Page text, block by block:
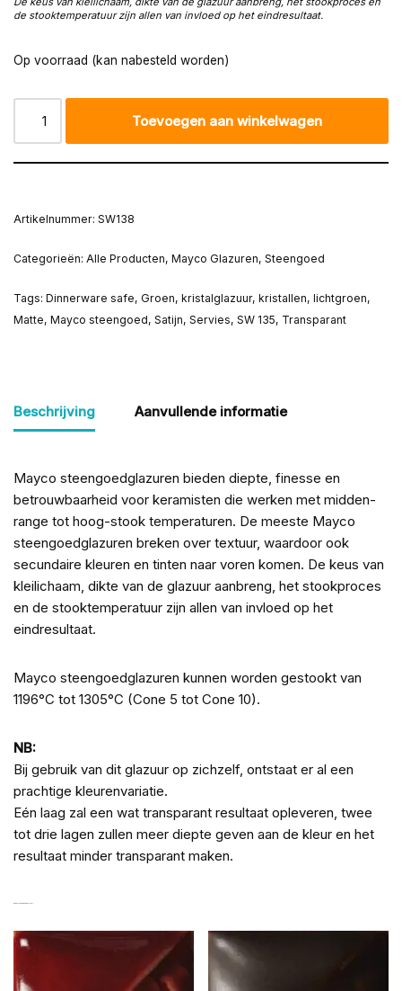
de stooktemperatuur zijn allen van invloed op het eindresultaat.
Op voorraad (kan nabesteld worden)
Toevoegen aan winkelwagen
Artikelnummer: SW138
Categorieën: Alle Producten, Mayco Glazuren, Steengoed
Tags: Dinnerware safe, Groen, kristalglazuur, kristallen, lichtgroen,
Matte, Mayco steengoed, Satijn, Servies, SW 135, Transparant
Beschrijving Aanvullende informatie
Mayco steengoedglazuren bieden diepte, finesse en
betrouwbaarheid voor keramisten die werken met midden-
range tot hoog-stook temperaturen. De meeste Mayco
steengoedglazuren breken over textuur, waardoor ook
secundaire kleuren en tinten naar voren komen. De keus van
kleilichaam, dikte van de glazuur aanbreng, het stookproces
en de stooktemperatuur zijn allen van invloed op het
eindresultaat.
Mayco steengoedglazuren kunnen worden gestookt van
1196°C tot 1305°C (Cone 5 tot Cone 10).
NB:
Bij gebruik van dit glazuur op zichzelf, ontstaat er al een
prachtige kleurenvariatie.
Eén laag zal een wat transparant resultaat opleveren, twee
tot drie lagen zullen meer diepte geven aan de kleur en het
resultaat minder transparant maken.